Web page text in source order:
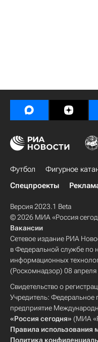
Футбол Фигурное
Спецпроекты
Версия 2023.1 Beta
© 2026 МИА «Россия
Вакансии
Сетевое издание РИА
в Федеральной службе по
информационных
(Роскомнадзор) 08 апреля
Свидетельство о
Учредитель: Федеральное
предприятие
«Россия сегодня» (МИА
Правила использования
Политика